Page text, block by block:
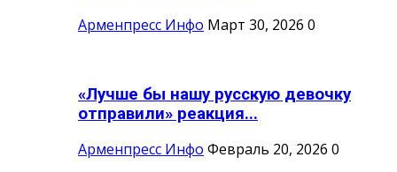
Арменпресс Инфо Март 30, 2026 0
«Лучше бы нашу русскую девочку
отправили» реакция...
Арменпресс Инфо Февраль 20, 2026 0